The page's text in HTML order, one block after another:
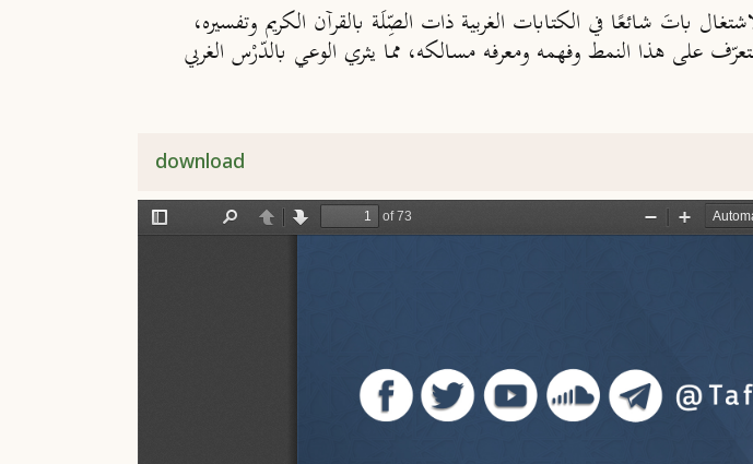
باتَ شائعًا في الكتابات الغربية ذات الصِّلَة بالقرآن الكريم وتفسيره،
على هذا النمط وفهمه ومعرفه مسالكه، مما يثري الوعي بالدّرْس الغربي